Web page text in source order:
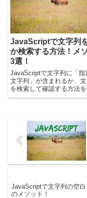
JavaScriptで文字列
か検索する方法！メ
3選！
JavaScriptで文字列に「指
文字列」が含まれるか、
を検索して確認する方法を
います。この記事では、
す。・includesメソッド・
メソッド・...
JavaScriptで文字列の空
のメソッド！